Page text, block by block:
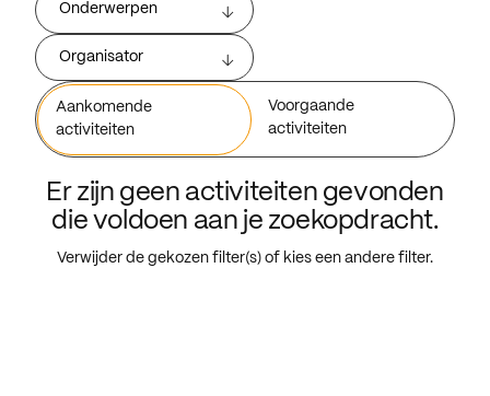
Onderwerpen
Organisator
Aankomende
activiteiten
Voorgaande
activiteiten
Er zijn geen activiteiten gevonden
die voldoen aan je zoekopdracht.
Verwijder de gekozen filter(s) of kies een andere filter.